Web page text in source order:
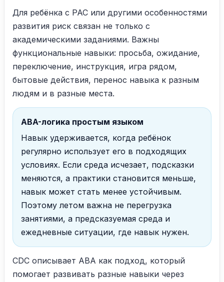
Для ребёнка с РАС или другими особенностями
развития риск связан не только с
академическими заданиями. Важны
функциональные навыки: просьба, ожидание,
переключение, инструкция, игра рядом,
бытовые действия, перенос навыка к разным
людям и в разные места.
ABA-логика простым языком
Навык удерживается, когда ребёнок
регулярно использует его в подходящих
условиях. Если среда исчезает, подсказки
меняются, а практики становится меньше,
навык может стать менее устойчивым.
Поэтому летом важна не перегрузка
занятиями, а предсказуемая среда и
ежедневные ситуации, где навык нужен.
CDC описывает ABA как подход, который
помогает развивать разные навыки через